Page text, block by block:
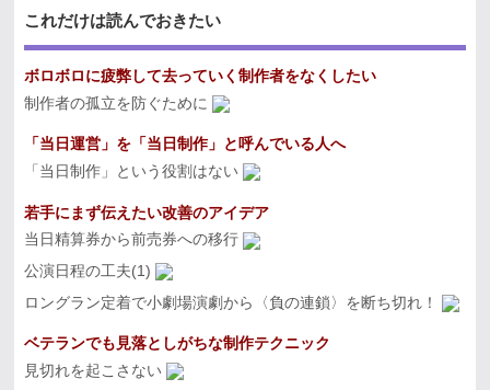
これだけは読んでおきたい
ボロボロに疲弊して去っていく制作者をなくしたい
制作者の孤立を防ぐために
「当日運営」を「当日制作」と呼んでいる人へ
「当日制作」という役割はない
若手にまず伝えたい改善のアイデア
当日精算券から前売券への移行
公演日程の工夫(1)
ロングラン定着で小劇場演劇から〈負の連鎖〉を断ち切れ！
ベテランでも見落としがちな制作テクニック
見切れを起こさない